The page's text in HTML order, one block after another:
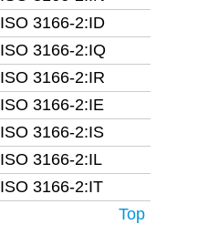
ISO 3166-2:ID
ISO 3166-2:IQ
ISO 3166-2:IR
ISO 3166-2:IE
ISO 3166-2:IS
ISO 3166-2:IL
ISO 3166-2:IT
Top